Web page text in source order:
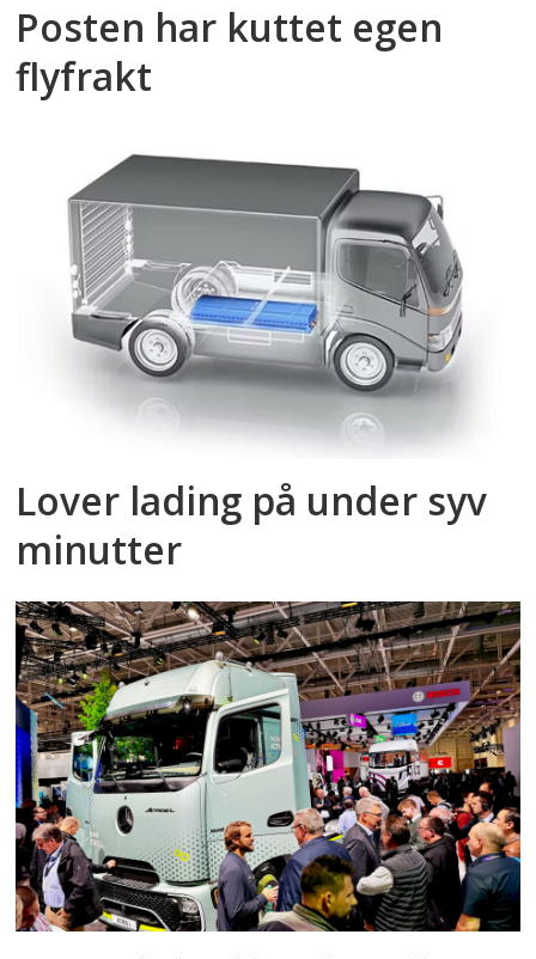
Posten har kuttet egen
flyfrakt
Lover lading på under syv
minutter